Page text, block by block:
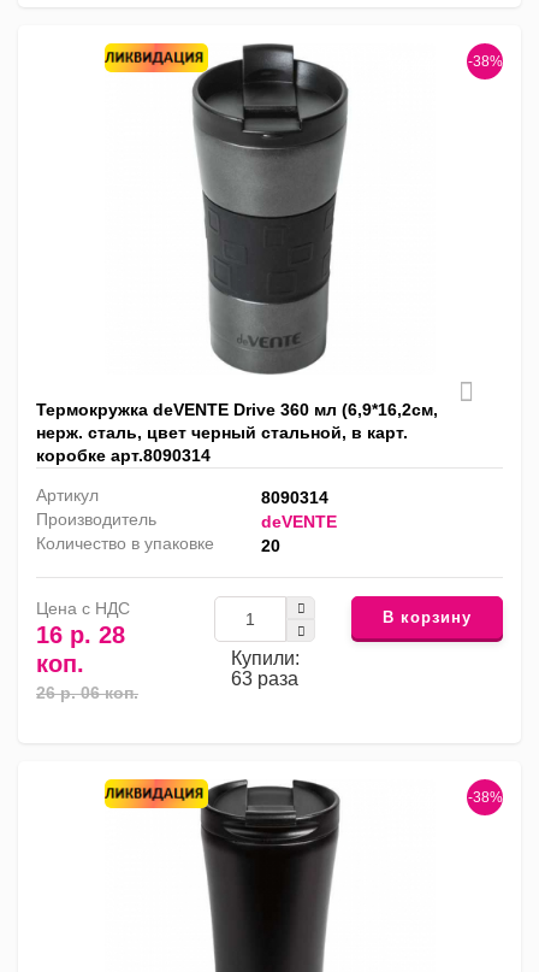
-38%
Термокружка deVENTE Drive 360 мл (6,9*16,2см,
нерж. сталь, цвет черный стальной, в карт.
коробке арт.8090314
Артикул
8090314
Производитель
deVENTE
Количество в упаковке
20
Цена с НДС
16 р. 28
коп.
26 р. 06 коп.
Купили:
63 раза
В корзину
-38%